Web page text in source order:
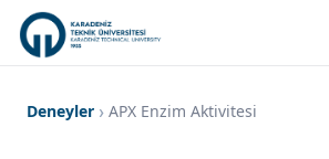
Deneyler APX Enzim Aktivitesi